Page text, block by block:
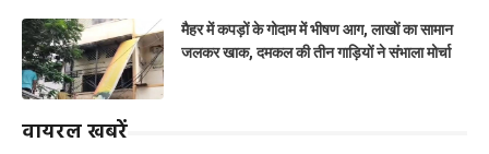
मैहर में कपड़ों के गोदाम में भीषण आग, लाखों का सामान
जलकर खाक, दमकल की तीन गाड़ियों ने संभाला मोर्चा
वायरल खबरें